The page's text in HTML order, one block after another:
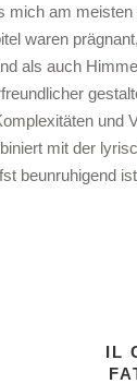
mich am
waren
als auch
und
mit der
beunruhigend
IL